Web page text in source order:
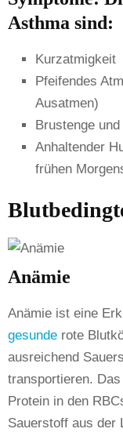
Asthma sind:
Kurzatmigkeit
Pfeifendes
Ausatmen)
Brustenge
Anhaltender
frühen
Anämie
Anämie ist eine
gesunde rote
ausreichend
transportieren. Das
Protein in den
Sauerstoff aus der